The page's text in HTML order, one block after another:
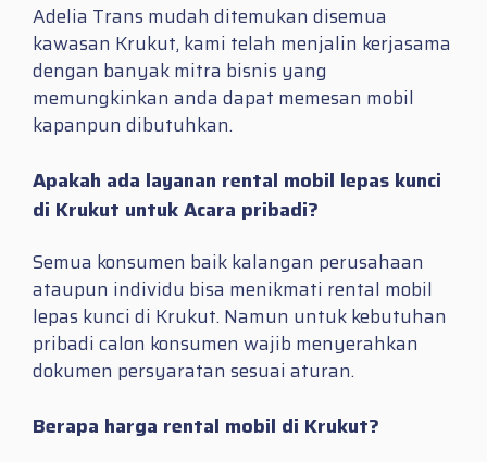
Adelia Trans mudah ditemukan disemua
kawasan Krukut, kami telah menjalin kerjasama
dengan banyak mitra bisnis yang
memungkinkan anda dapat memesan mobil
kapanpun dibutuhkan.
Apakah ada layanan rental mobil lepas kunci
di Krukut untuk Acara pribadi?
Semua konsumen baik kalangan perusahaan
ataupun individu bisa menikmati rental mobil
lepas kunci di Krukut. Namun untuk kebutuhan
pribadi calon konsumen wajib menyerahkan
dokumen persyaratan sesuai aturan.
Berapa harga rental mobil di Krukut?